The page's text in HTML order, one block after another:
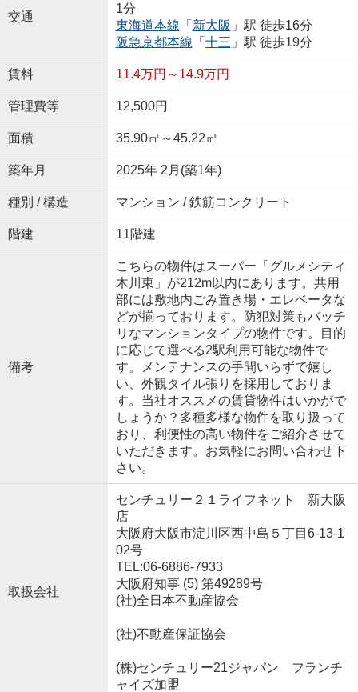
交通
1分
東海道本線 「 新大阪 」駅 徒歩16分
阪急京都本線 「 十三 」駅 徒歩19分
賃料 11.4万円～14.9万円
管理費等 12,500円
面積 35.90㎡～45.22㎡
築年月 2025年 2月(築1年)
種別 / 構造 マンション / 鉄筋コンクリート
階建 11階建
備考
こちらの物件はスーパー「グルメシティ
木川東」が212m以内にあります。共用
部には敷地内ごみ置き場・エレベータな
どが揃っております。防犯対策もバッチ
リなマンションタイプの物件です。目的
に応じて選べる2駅利用可能な物件で
す。メンテナンスの手間いらずで嬉し
い、外観タイル張りを採用しておりま
す。当社オススメの賃貸物件はいかがで
しょうか？多種多様な物件を取り扱って
おり、利便性の高い物件をご紹介させて
いただきます。お気軽にお問い合わせ下
さい。
取扱会社
センチュリー２１ライフネット 新大阪
店
大阪府大阪市淀川区西中島５丁目6-13-1
02号
TEL:06-6886-7933
大阪府知事 (5) 第49289号
(社)全日本不動産協会
(社)不動産保証協会
(株)センチュリー21ジャパン フランチ
ャイズ加盟